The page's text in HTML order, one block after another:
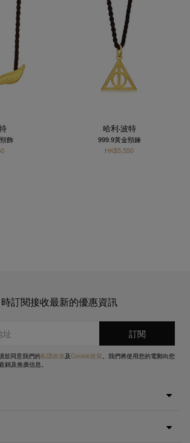
飾
哈利‧波特
999.9黃金頸鍊
HK$5,550
訂閱接收最新的優惠資訊
並同意我們的私隱政策及Cookie政策 。我們將使用您的電郵向您
銷及推廣信息。